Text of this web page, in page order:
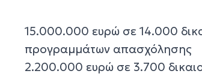
15.000.000 ευρώ σε 14.000
προγραμμάτων απασχόλησης
2.200.000 ευρώ σε 3.700